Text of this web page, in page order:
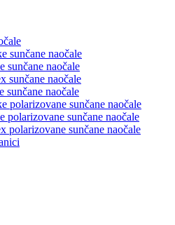
sunčane naočale
sunčane naočale
sunčane naočale
sunčane naočale
polarizovane sunčane naočale
polarizovane sunčane naočale
polarizovane sunčane naočale